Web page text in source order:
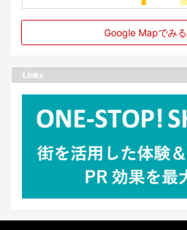
Google Mapでみる
Links